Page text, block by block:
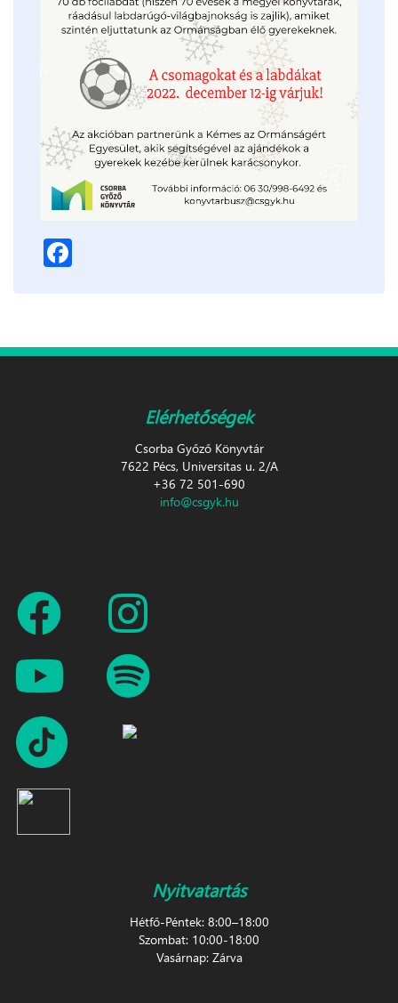
Elérhetőségek
Csorba Győző Könyvtár
7622 Pécs, Universitas u. 2/A
+36 72 501-690
info@csgyk.hu
Nyitvatartás
Hétfő-Péntek: 8:00–18:00
Szombat: 10:00-18:00
Vasárnap: Zárva